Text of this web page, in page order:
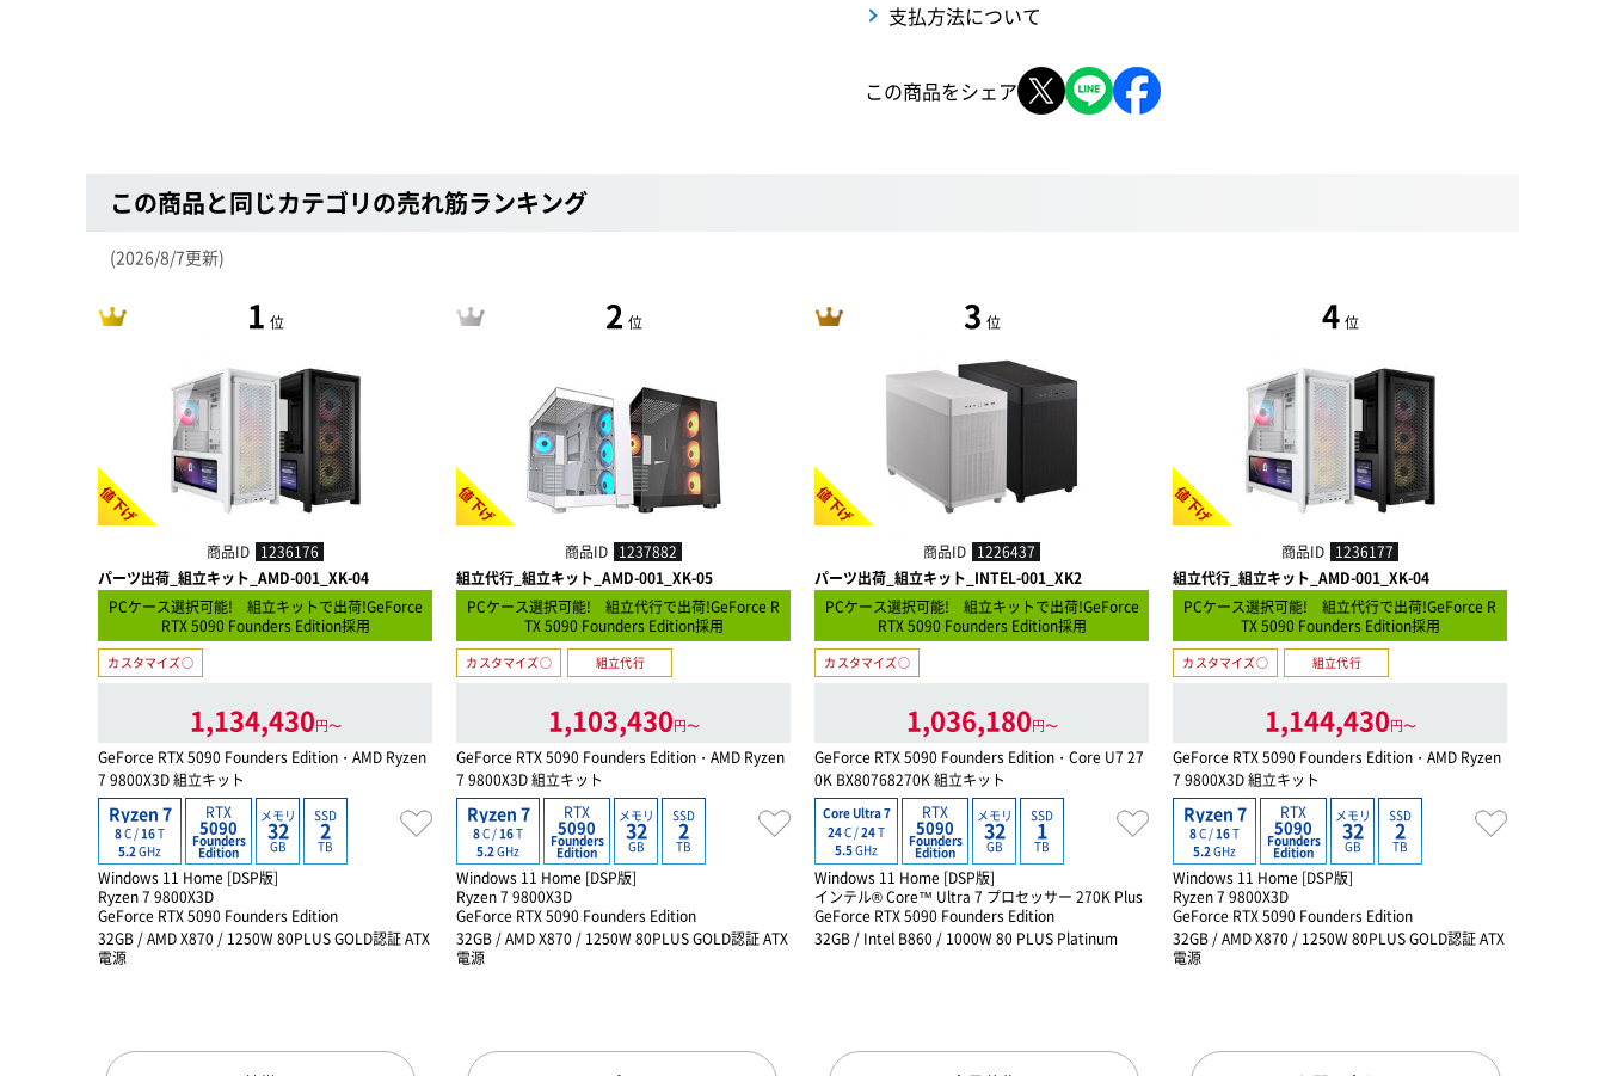
支払方法について
この商品をシェア
この商品と同じカテゴリの売れ筋ランキング
(2026/8/7更新)
1 位
値下げ
商品ID 1236176
パーツ出荷_組立キット_AMD-001_XK-04
PCケース選択可能! 組立キットで出荷!GeForce
RTX 5090 Founders Edition採用
カスタマイズ○
1,134,430円〜
GeForce RTX 5090 Founders Edition・AMD Ryzen
7 9800X3D 組立キット
Ryzen 7
8C /16T
5.2 GHz
RTX
5090
Founders
Edition
メモリ
32
GB
SSD
2
TB
Windows 11 Home [DSP版]
Ryzen 7 9800X3D
GeForce RTX 5090 Founders Edition
32GB / AMD X870 / 1250W 80PLUS GOLD認証 ATX
電源
2 位
値下げ
商品ID 1237882
組立代行_組立キット_AMD-001_XK-05
PCケース選択可能! 組立代行で出荷!GeForce R
TX 5090 Founders Edition採用
カスタマイズ○ 組立代行
1,103,430円〜
GeForce RTX 5090 Founders Edition・AMD Ryzen
7 9800X3D 組立キット
Ryzen 7
8C /16T
5.2 GHz
RTX
5090
Founders
Edition
メモリ
32
GB
SSD
2
TB
Windows 11 Home [DSP版]
Ryzen 7 9800X3D
GeForce RTX 5090 Founders Edition
32GB / AMD X870 / 1250W 80PLUS GOLD認証 ATX
電源
3 位
値下げ
商品ID 1226437
パーツ出荷_組立キット_INTEL-001_XK2
PCケース選択可能! 組立キットで出荷!GeForce
RTX 5090 Founders Edition採用
カスタマイズ○
1,036,180円〜
GeForce RTX 5090 Founders Edition・Core U7 27
0K BX80768270K 組立キット
Core Ultra 7
24C /24T
5.5GHz
RTX
5090
Founders
Edition
メモリ
32
GB
SSD
1
TB
Windows 11 Home [DSP版]
インテル® Core™ Ultra 7 プロセッサー 270K Plus
GeForce RTX 5090 Founders Edition
32GB / Intel B860 / 1000W 80 PLUS Platinum
4 位
値下げ
商品ID 1236177
組立代行_組立キット_AMD-001_XK-04
PCケース選択可能! 組立代行で出荷!GeForce R
TX 5090 Founders Edition採用
カスタマイズ○ 組立代行
1,144,430円〜
GeForce RTX 5090 Founders Edition・AMD Ryzen
7 9800X3D 組立キット
Ryzen 7
8C /16T
5.2 GHz
RTX
5090
Founders
Edition
メモリ
32
GB
SSD
2
TB
Windows 11 Home [DSP版]
Ryzen 7 9800X3D
GeForce RTX 5090 Founders Edition
32GB / AMD X870 / 1250W 80PLUS GOLD認証 ATX
電源